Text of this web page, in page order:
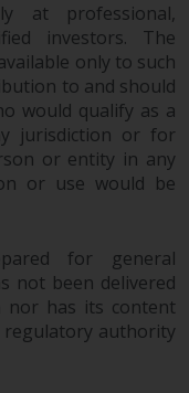
die
Der
und die
können
und
at professional,
investors. The
only to such
to and should
would qualify as a
jurisdiction or for
or entity in any
or use would be
for general
not been delivered
nor has its content
regulatory authority